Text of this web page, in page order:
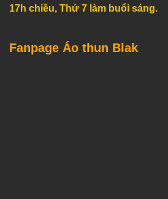
17h chiều, Thứ 7 làm buổi sáng.
Fanpage Áo thun Blak